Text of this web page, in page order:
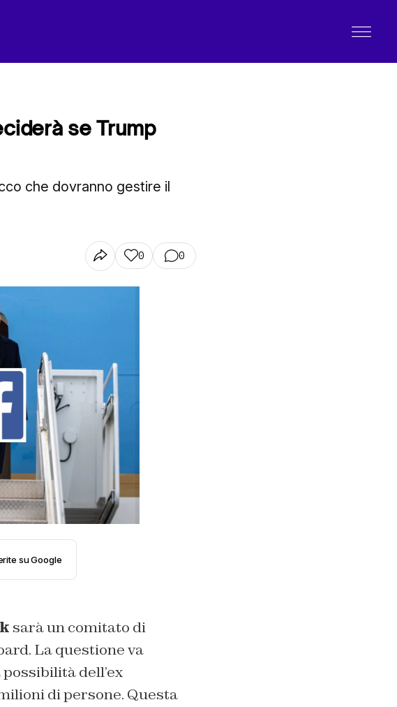
se Trump
che dovranno gestire il
0 0
su Google
sarà un comitato di
La questione va
dell’ex
di persone. Questa